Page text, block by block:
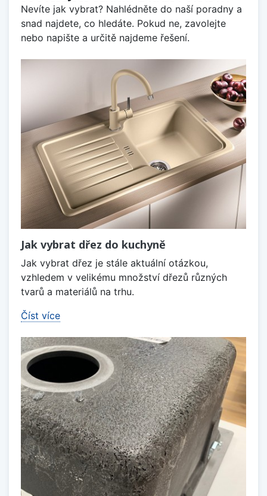
Nevíte jak vybrat? Nahlédněte do naší poradny a
snad najdete, co hledáte. Pokud ne, zavolejte
nebo napište a určitě najdeme řešení.
Jak vybrat dřez do kuchyně
Jak vybrat dřez je stále aktuální otázkou,
vzhledem v velikému množství dřezů různých
tvarů a materiálů na trhu.
Číst více